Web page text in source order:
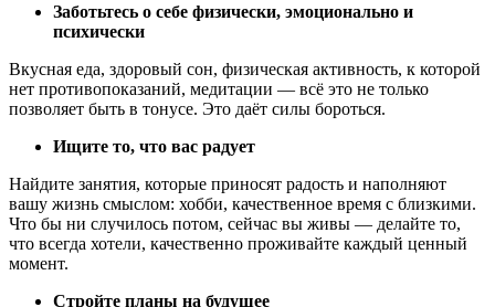
Заботьтесь о себе физически, эмоционально и
психически
Вкусная еда, здоровый сон, физическая активность, к которой
нет противопоказаний, медитации — всё это не только
позволяет быть в тонусе. Это даёт силы бороться.
Ищите то, что вас радует
Найдите занятия, которые приносят радость и наполняют
вашу жизнь смыслом: хобби, качественное время с близкими.
Что бы ни случилось потом, сейчас вы живы — делайте то,
что всегда хотели, качественно проживайте каждый ценный
момент.
Стройте планы на будущее